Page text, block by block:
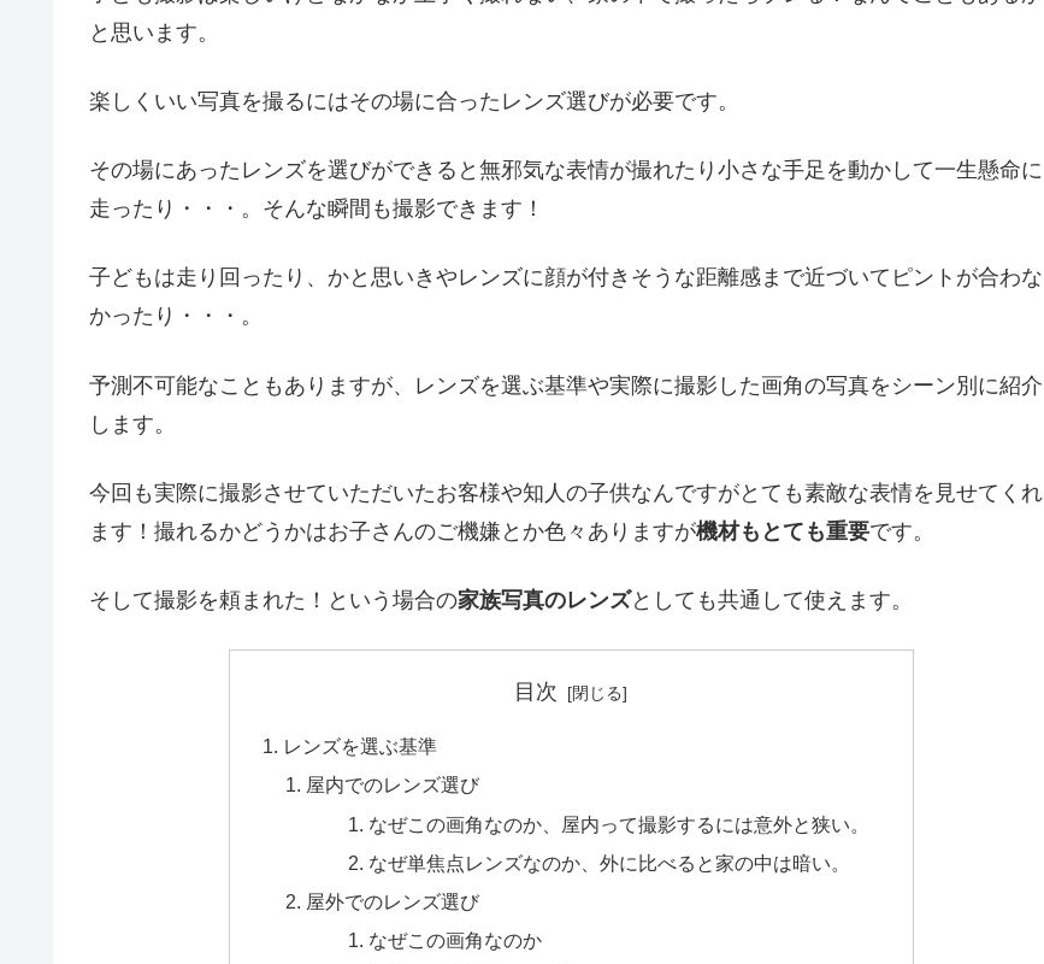
と思います。
楽しくいい写真を撮るにはその場に合ったレンズ選びが必要です。
その場にあったレンズを選びができると無邪気な表情が撮れたり小さな手足を動かして一生懸命に
走ったり・・・。そんな瞬間も撮影できます！
子どもは走り回ったり、かと思いきやレンズに顔が付きそうな距離感まで近づいてピントが合わな
かったり・・・。
予測不可能なこともありますが、レンズを選ぶ基準や実際に撮影した画角の写真をシーン別に紹介
します。
今回も実際に撮影させていただいたお客様や知人の子供なんですがとても素敵な表情を見せてくれ
ます！撮れるかどうかはお子さんのご機嫌とか色々ありますが機材もとても重要です。
そして撮影を頼まれた！という場合の家族写真のレンズとしても共通して使えます。
目次
レンズを選ぶ基準
屋内でのレンズ選び
なぜこの画角なのか、屋内って撮影するには意外と狭い。
なぜ単焦点レンズなのか、外に比べると家の中は暗い。
屋外でのレンズ選び
なぜこの画角なのか